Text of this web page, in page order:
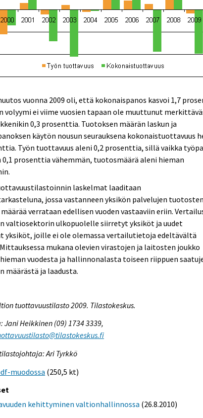
vuonna 2009 oli, että kokonaispanos kasvoi 1,7
volyymi ei viime vuosien tapaan ole muuttunut
0,3 prosenttia. Tuotoksen määrän laskun ja
käytön nousun seurauksena kokonaistuottavuus
Työn tuottavuus aleni 0,2 prosenttia, sillä vaikka
prosenttia vähemmän, tuotosmäärä aleni hieman
laskelmat laaditaan
jossa vastanneen yksikön palvelujen
verrataan edellisen vuoden vastaaviin eriin.
valtiosektorin ulkopuolelle siirretyt yksiköt ja uudet
yksiköt, joille ei ole olemassa vertailutietoja edeltävältä
mukana olevien virastojen ja laitosten joukko
vuodesta ja hallinnonalasta toiseen riippuen
määrästä ja laadusta.
tuottavuustilasto 2009. Tilastokeskus.
Jani Heikkinen (09) 1734 3339,
Ari Tyrkkö
muodossa (250,5 kt)
kehittyminen valtionhallinnossa (26.8.2010)